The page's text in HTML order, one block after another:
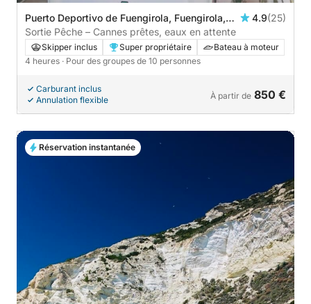
Puerto Deportivo de Fuengirola, Fuengirola,
Espagne
4.9(25)
Sortie Pêche – Cannes prêtes, eaux en attente
Skipper inclus Super propriétaire
Bateau à moteur
4 heures · Pour des groupes de 10 personnes
Carburant inclus
Annulation flexible
À partir de 850 €
Réservation instantanée